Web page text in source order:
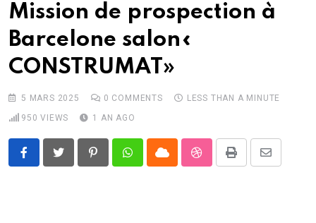
Mission de prospection à
Barcelone salon«
CONSTRUMAT»
5 MARS 2025 0 COMMENTS
LESS THAN A MINUTE
950 VIEWS 1 AN AGO
PinterestWhatsappCloud StumbleUpon
Print
Share